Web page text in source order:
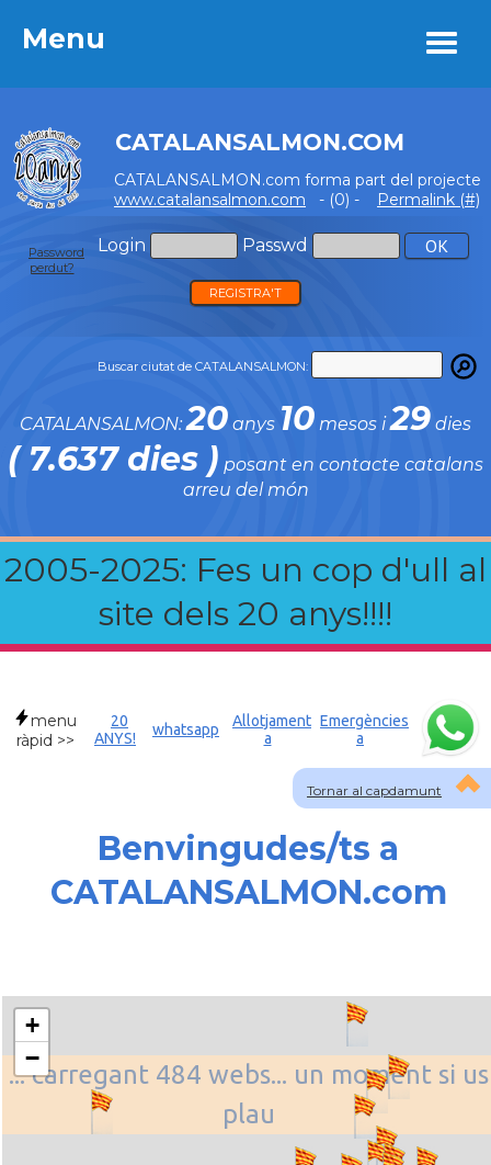
Menu
CATALANSALMON.COM
CATALANSALMON.com forma part del projecte
www.catalansalmon.com - (0) - Permalink (#)
Login Passwd
Password
perdut?
REGISTRA'T
Buscar ciutat de CATALANSALMON:
CATALANSALMON:20 anys 10 mesos i29 dies
( 7.637 dies ) posant en contacte catalans
arreu del món
2005-2025: Fes un cop d'ull al
site dels 20 anys!!!!
Menu
Tornar al capdamunt
menu
ràpid >>
20
ANYS!
whatsapp
Allotjament
a
Emergències
a
Benvingudes/ts a
CATALANSALMON.com
... carregant 484 webs... un moment si us
plau
+
−